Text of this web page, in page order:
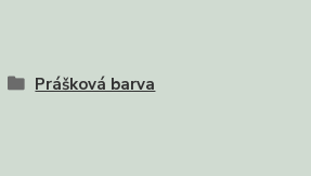
Prášková barva